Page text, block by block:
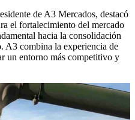
de A3 Mercados, destacó
el fortalecimiento del mercado
hacia la consolidación
A3 combina la experiencia de
un entorno más competitivo y